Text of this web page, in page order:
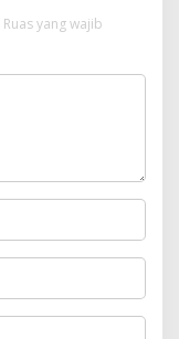
Ruas yang wajib